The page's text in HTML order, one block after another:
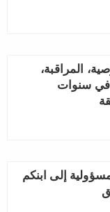
المراقبة،
في سنوات
إلى ابنكم